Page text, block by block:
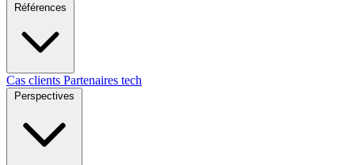
Références
Cas clients Partenaires tech
Perspectives